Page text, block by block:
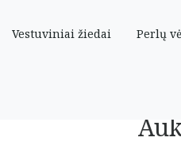
Vestuviniai žiedai Perlų